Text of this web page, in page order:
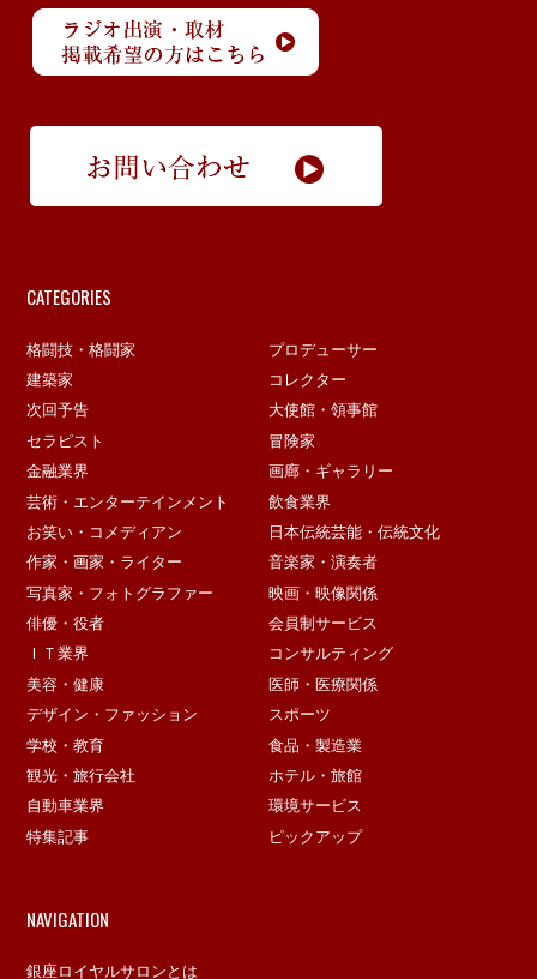
CATEGORIES
格闘技・格闘家
プロデューサー
建築家
コレクター
次回予告
大使館・領事館
セラピスト
冒険家
金融業界
画廊・ギャラリー
芸術・エンターテインメント
飲食業界
お笑い・コメディアン
日本伝統芸能・伝統文化
作家・画家・ライター
音楽家・演奏者
写真家・フォトグラファー
映画・映像関係
俳優・役者
会員制サービス
ＩＴ業界
コンサルティング
美容・健康
医師・医療関係
デザイン・ファッション
スポーツ
学校・教育
食品・製造業
観光・旅行会社
ホテル・旅館
自動車業界
環境サービス
特集記事
ピックアップ
NAVIGATION
銀座ロイヤルサロンとは